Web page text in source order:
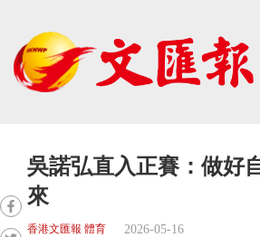
吳諾弘直入正賽：做好
來
香港文匯報 體育 2026-05-16